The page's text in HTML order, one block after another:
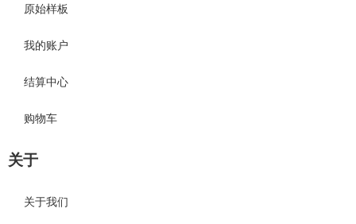
原始样板
我的账户
结算中心
购物车
关于
关于我们